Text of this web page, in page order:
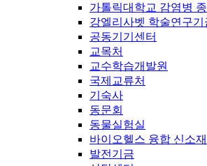
가톨릭대학교 감염병
강엘리사벳 학술연구기
공동기기센터
교목처
교수학습개발원
국제교류처
기숙사
동문회
동물실험실
바이오헬스 융합 신소
발전기금